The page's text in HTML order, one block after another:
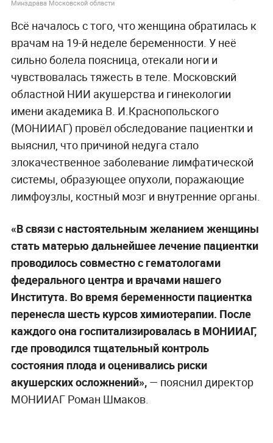
Минздрава Московской области
Всё началось с того, что женщина обратилась к
врачам на 19-й неделе беременности. У неё
сильно болела поясница, отекали ноги и
чувствовалась тяжесть в теле. Московский
областной НИИ акушерства и гинекологии
имени академика В. И.Краснопольского
(МОНИИАГ) провёл обследование пациентки и
выяснил, что причиной недуга стало
злокачественное заболевание лимфатической
системы, образующее опухоли, поражающие
лимфоузлы, костный мозг и внутренние органы.
«В связи с настоятельным желанием женщины
стать матерью дальнейшее лечение пациентки
проводилось совместно с гематологами
федерального центра и врачами нашего
Института. Во время беременности пациентка
перенесла шесть курсов химиотерапии. После
каждого она госпитализировалась в МОНИИАГ,
где проводился тщательный контроль
состояния плода и оценивались риски
акушерских осложнений», — пояснил директор
МОНИИАГ Роман Шмаков.